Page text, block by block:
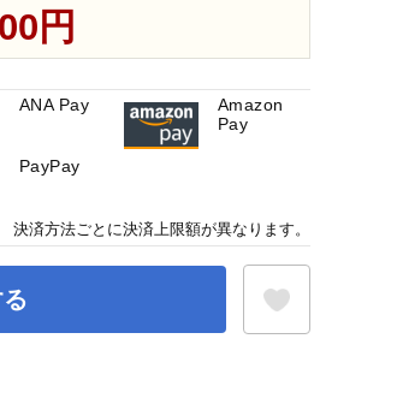
円
ANA Pay
Amazon
Pay
PayPay
決済方法ごとに決済上限額が異なります。